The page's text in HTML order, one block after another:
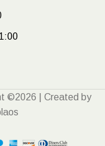
©2026 | Created by